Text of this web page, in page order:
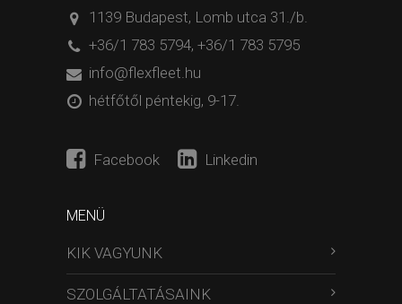
1139 Budapest, Lomb utca 31./b.
+36/1 783 5794, +36/1 783 5795
info@flexfleet.hu
hétfőtől péntekig, 9-17.
Facebook Linkedin
MENÜ
KIK VAGYUNK
SZOLGÁLTATÁSAINK